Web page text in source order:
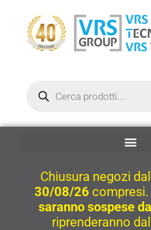
contenuto
Chiusura negozi dal
30/08/26 compresi.
saranno sospese
riprenderanno